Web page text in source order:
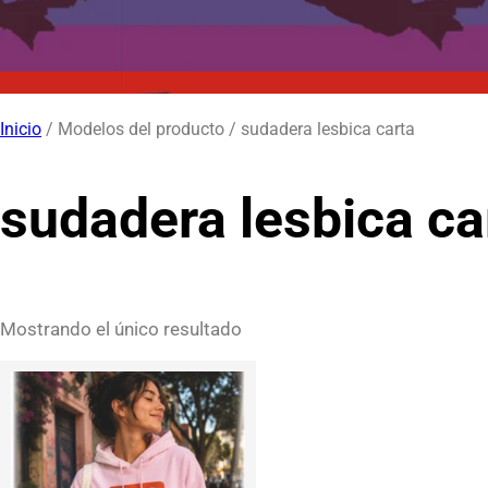
Inicio / Modelos del producto / sudadera lesbica carta
sudadera lesbica
Mostrando el único resultado